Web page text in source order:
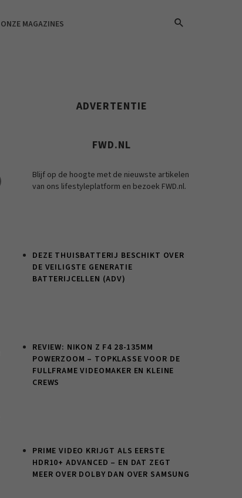
ONZE MAGAZINES
ADVERTENTIE
FWD.NL
Blijf op de hoogte met de nieuwste artikelen
van ons lifestyleplatform en bezoek FWD.nl.
DEZE THUISBATTERIJ BESCHIKT OVER
DE VEILIGSTE GENERATIE
BATTERIJCELLEN (ADV)
REVIEW: NIKON Z F4 28-135MM
POWERZOOM – TOPKLASSE VOOR DE
FULLFRAME VIDEOMAKER EN KLEINE
CREWS
PRIME VIDEO KRIJGT ALS EERSTE
HDR10+ ADVANCED – EN DAT ZEGT
MEER OVER DOLBY DAN OVER SAMSUNG